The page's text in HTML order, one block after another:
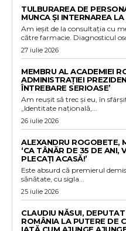
TULBURAREA DE
MUNCA ȘI INTERNAREA
Am ieșit de la consultația cu
către farmacie. Diagnosticul
27 iulie 2026
MEMBRU AL ACADEMIEI
ADMINISTRAȚIEI
ÎNTREBARE SERIOASE’
Am reușit să trec și eu, în
„Identitate națională,...
26 iulie 2026
ALEXANDRU ROGOBETE,
‘CA TÂNĂR DE 35 DE ANI,
PLECAȚI ACASĂ!’
Este absurd că premierul
sănătate, cu sigla...
25 iulie 2026
CLAUDIU NĂSUI,
ROMÂNIA LA PUTERE DE
IATĂ CUM AJUNGE